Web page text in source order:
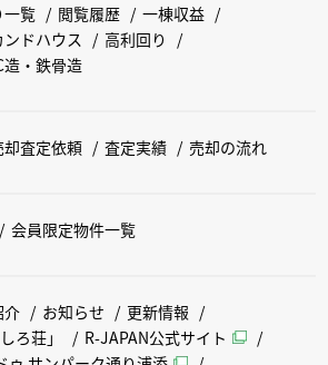
一覧 閲覧履歴
一棟収益
ンドハウス
高利回り
造・鉄骨造
却査定依頼 査定実績 売却の流れ
会員限定物件一覧
介 お知らせ
更新情報
ろ荘」
R-JAPAN公式サイト